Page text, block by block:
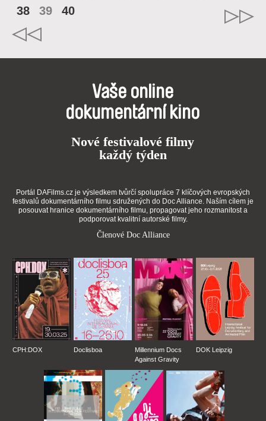
38
39 40
Vaše online
dokumentární kino
Nové festivalové filmy
každý týden
Portál DAFilms.cz je výsledkem tvůrčí spolupráce 7 klíčových evropských
festivalů dokumentárního filmu sdružených do Doc Alliance. Naším cílem je
posouvat hranice dokumentárního filmu, propagovat jeho rozmanitost a
podporovat kvalitní autorské filmy.
Členové Doc Alliance
CPH:DOX Doclisboa
Millennium Docs
Against Gravity
DOK Leipzig